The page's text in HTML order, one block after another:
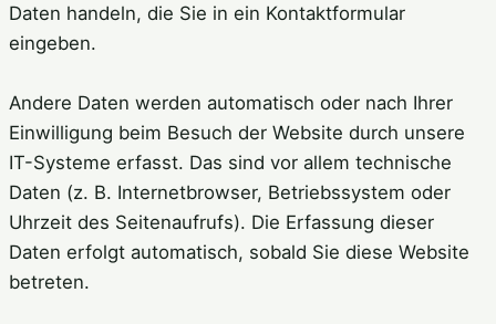
Daten handeln, die Sie in ein Kontaktformular
eingeben.
Andere Daten werden automatisch oder nach Ihrer
Einwilligung beim Besuch der Website durch unsere
IT-Systeme erfasst. Das sind vor allem technische
Daten (z. B. Internetbrowser, Betriebssystem oder
Uhrzeit des Seitenaufrufs). Die Erfassung dieser
Daten erfolgt automatisch, sobald Sie diese Website
betreten.